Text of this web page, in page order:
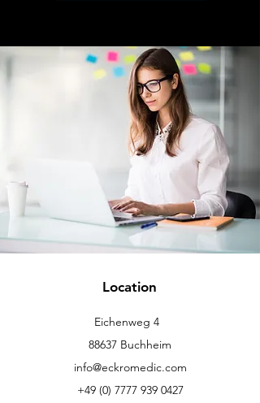
Location
Eichenweg 4
88637 Buchheim
info@eckromedic.com
+49 (0) 7777 939 0427